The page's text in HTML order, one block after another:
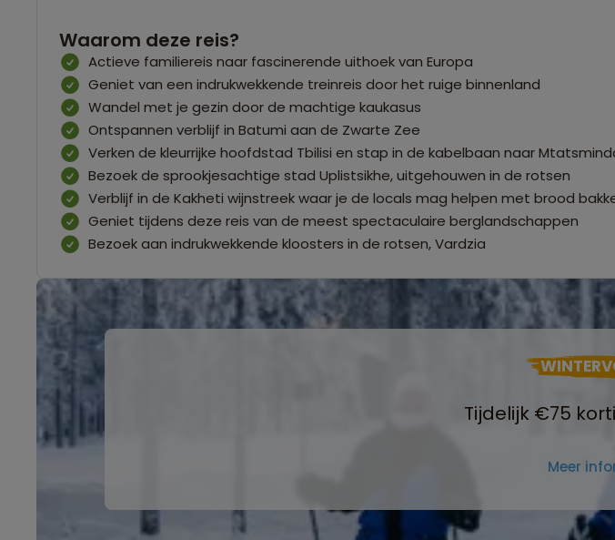
Waarom deze reis?
Actieve familiereis naar fascinerende uithoek van Europa
Geniet van een indrukwekkende treinreis door het ruige binnenland
Wandel met je gezin door de machtige kaukasus
Ontspannen verblijf in Batumi aan de Zwarte Zee
Verken de kleurrijke hoofdstad Tbilisi en stap in de kabelbaan naar
Bezoek de sprookjesachtige stad Uplistsikhe, uitgehouwen in de rotsen
Verblijf in de Kakheti wijnstreek waar je de locals mag helpen met brood
Geniet tijdens deze reis van de meest spectaculaire berglandschappen
Bezoek aan indrukwekkende kloosters in de rotsen, Vardzia
Tijdelijk €75
Meer